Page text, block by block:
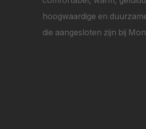
hoogwaardige en
die aangesloten zijn bij